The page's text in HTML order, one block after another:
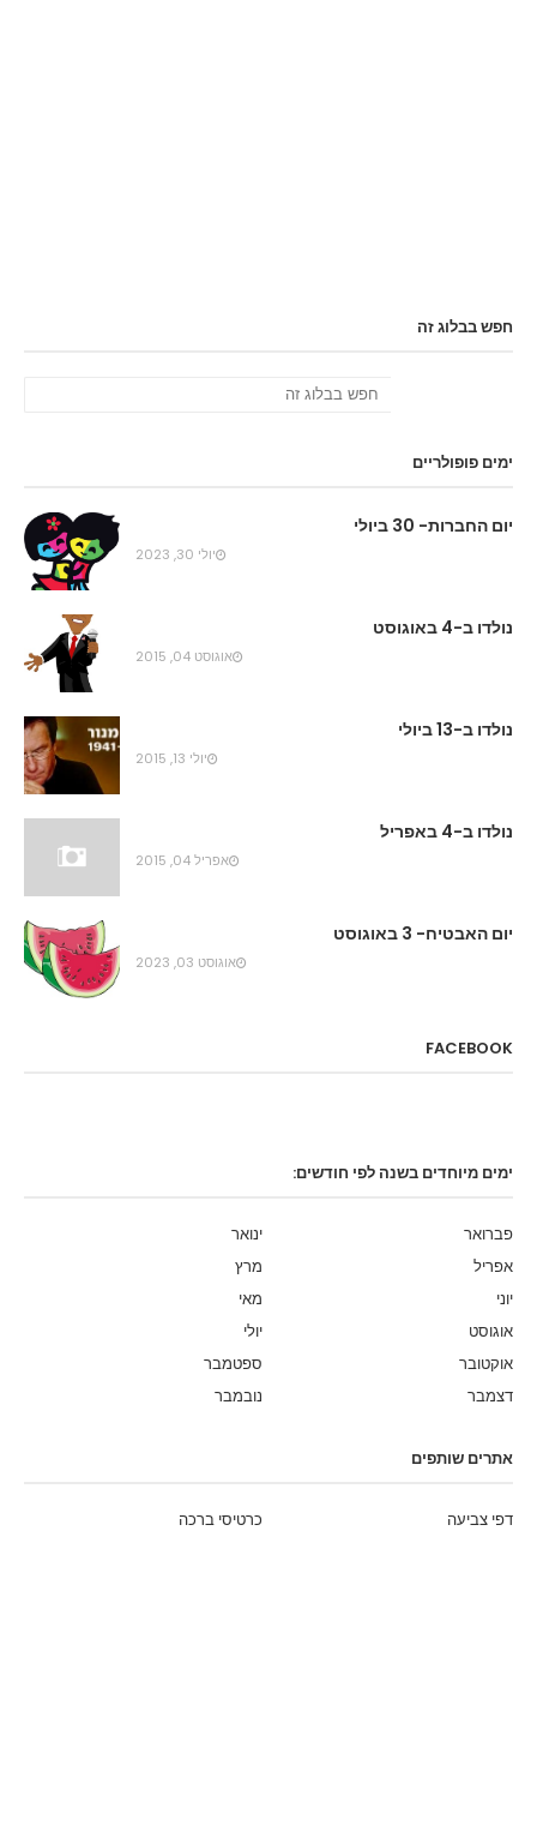
חפש בבלוג זה
ימים פופולריים
יום החברות- 30 ביולי
יולי 30, 2023
נולדו ב-4 באוגוסט
אוגוסט 04, 2015
נולדו ב-13 ביולי
יולי 13, 2015
נולדו ב-4 באפריל
אפריל 04, 2015
יום האבטיח- 3 באוגוסט
אוגוסט 03, 2023
FACEBOOK
ימים מיוחדים בשנה לפי חודשים:
ינואר
פברואר
מרץ
אפריל
מאי
יוני
יולי
אוגוסט
ספטמבר
אוקטובר
נובמבר
דצמבר
אתרים שותפים
כרטיסי ברכה דפי צביעה